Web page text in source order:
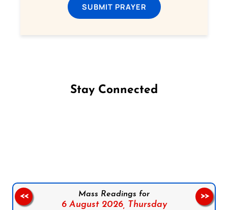
SUBMIT PRAYER
Stay Connected
Mass Readings for
6 August 2026, Thursday
<< >>